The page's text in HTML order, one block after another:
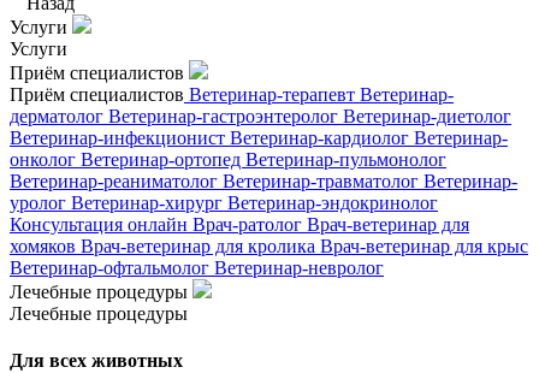
Услуги
Услуги
Приём специалистов
Приём специалистов Ветеринар-терапевт Ветеринар-
дерматолог Ветеринар-гастроэнтеролог Ветеринар-диетолог
Ветеринар-инфекционист Ветеринар-кардиолог Ветеринар-
онколог Ветеринар-ортопед Ветеринар-пульмонолог
Ветеринар-реаниматолог Ветеринар-травматолог Ветеринар-
уролог Ветеринар-хирург Ветеринар-эндокринолог
Консультация онлайн Врач-ратолог Врач-ветеринар для
хомяков Врач-ветеринар для кролика Врач-ветеринар для крыс
Ветеринар-офтальмолог Ветеринар-невролог
Лечебные процедуры
Лечебные процедуры
Для всех животных